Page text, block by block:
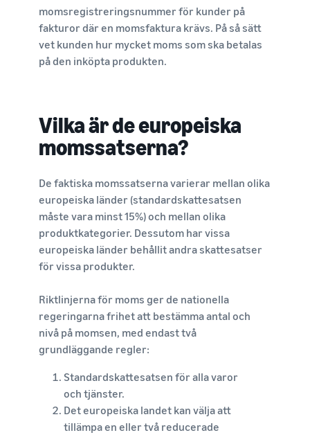
momsregistreringsnummer för kunder på
fakturor där en momsfaktura krävs. På så sätt
vet kunden hur mycket moms som ska betalas
på den inköpta produkten.
Vilka är de europeiska
momssatserna?
De faktiska momssatserna varierar mellan olika
europeiska länder (standardskattesatsen
måste vara minst 15%) och mellan olika
produktkategorier. Dessutom har vissa
europeiska länder behållit andra skattesatser
för vissa produkter.
Riktlinjerna för moms ger de nationella
regeringarna frihet att bestämma antal och
nivå på momsen, med endast två
grundläggande regler:
Standardskattesatsen för alla varor
och tjänster.
Det europeiska landet kan välja att
tillämpa en eller två reducerade